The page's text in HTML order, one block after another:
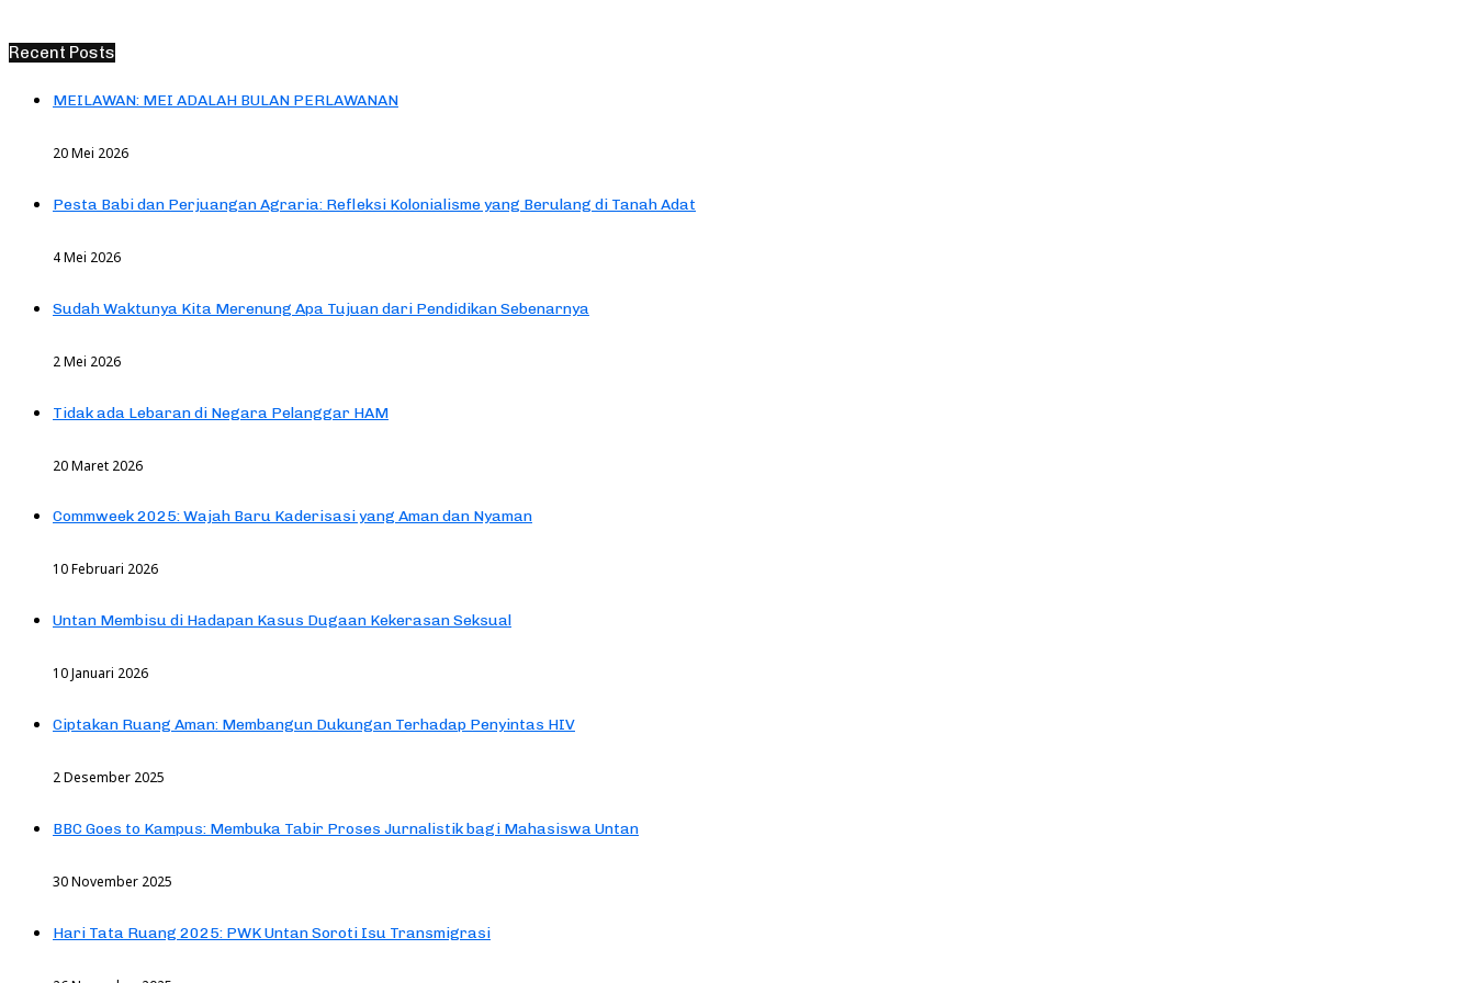
Recent Posts
MEILAWAN: MEI ADALAH BULAN PERLAWANAN
20 Mei 2026
Pesta Babi dan Perjuangan Agraria: Refleksi Kolonialisme yang Berulang di Tanah Adat
4 Mei 2026
Sudah Waktunya Kita Merenung Apa Tujuan dari Pendidikan Sebenarnya
2 Mei 2026
Tidak ada Lebaran di Negara Pelanggar HAM
20 Maret 2026
Commweek 2025: Wajah Baru Kaderisasi yang Aman dan Nyaman
10 Februari 2026
Untan Membisu di Hadapan Kasus Dugaan Kekerasan Seksual
10 Januari 2026
Ciptakan Ruang Aman: Membangun Dukungan Terhadap Penyintas HIV
2 Desember 2025
BBC Goes to Kampus: Membuka Tabir Proses Jurnalistik bagi Mahasiswa Untan
30 November 2025
Hari Tata Ruang 2025: PWK Untan Soroti Isu Transmigrasi